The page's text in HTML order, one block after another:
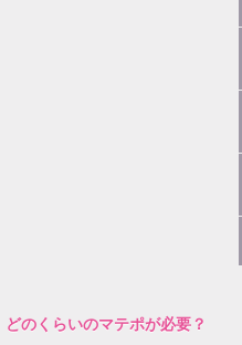
どのくらいのマテポが必要？